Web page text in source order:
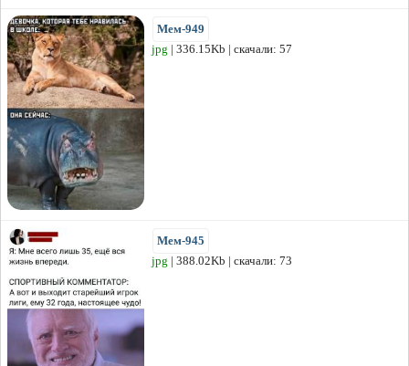
Мем-949
jpg | 336.15Kb | скачали: 57
Мем-945
jpg | 388.02Kb | скачали: 73